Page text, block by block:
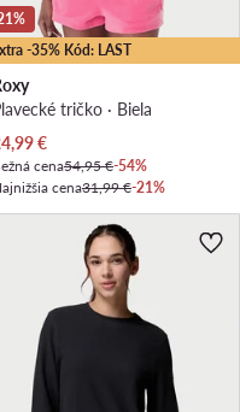
-35% Kód: LAST
tričko · Biela
cena
€
cena54,95 €-54%
cena31,99 €-21%